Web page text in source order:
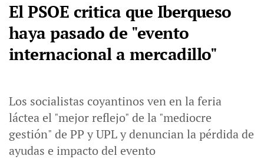
El PSOE critica que Iberqueso
haya pasado de "evento
internacional a mercadillo"
Los socialistas coyantinos ven en la feria
láctea el "mejor reflejo" de la "mediocre
gestión" de PP y UPL y denuncian la pérdida de
ayudas e impacto del evento